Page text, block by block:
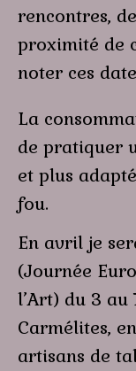
rencontres,
proximité de
noter ces
La
de pratiquer
et plus
fou.
En avril je
(Journée
l’Art) du 3 au
Carmélites,
artisans de